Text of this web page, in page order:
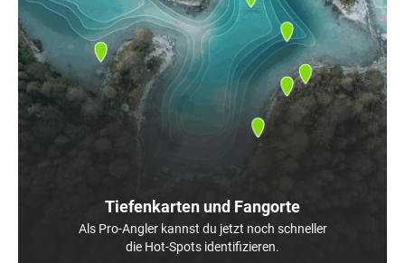
Tiefenkarten und Fangorte
Als Pro-Angler kannst du jetzt noch schneller
die Hot-Spots identifizieren.